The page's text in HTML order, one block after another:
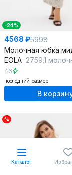
-24%
4568 ₽5998
EOLA 2759.1
46
последний размер
В
%
Каталог